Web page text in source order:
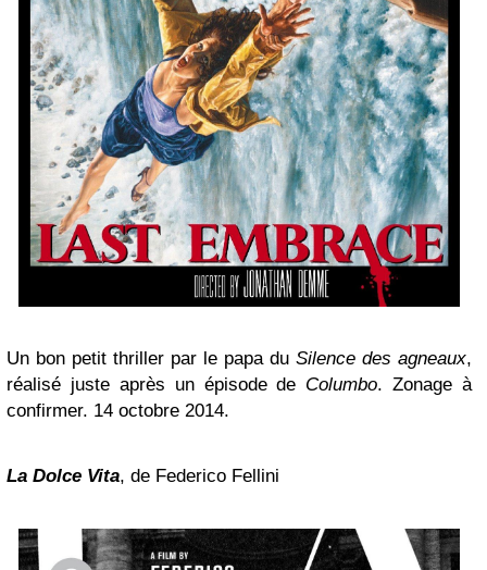
Un bon petit thriller par le papa du Silence des agneaux,
réalisé juste après un épisode de Columbo. Zonage à
confirmer. 14 octobre 2014.
La Dolce Vita, de Federico Fellini